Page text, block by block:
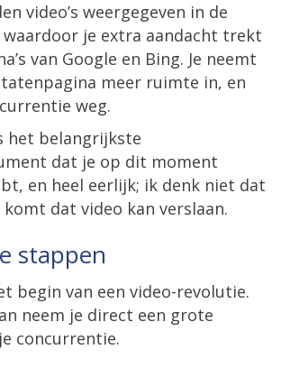
video’s weergegeven in de
je extra aandacht trekt
van Google en Bing. Je neemt
meer ruimte in, en
weg.
het belangrijkste
dat je op dit moment
en heel eerlijk; ik denk niet dat
dat video kan verslaan.
stappen
begin van een video-revolutie.
neem je direct een grote
concurrentie.